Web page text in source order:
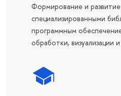
Формирование и
специализированными
программным
обработки, визуализации